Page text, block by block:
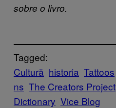
sobre o livro.
Tagged:
Cultură historia Tattoos
ns The Creators Project
Dictionary Vice Blog